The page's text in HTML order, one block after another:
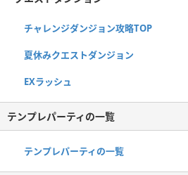
チャレンジダンジョン攻略TOP
夏休みクエストダンジョン
EXラッシュ
テンプレパーティの一覧
テンプレパーティの一覧